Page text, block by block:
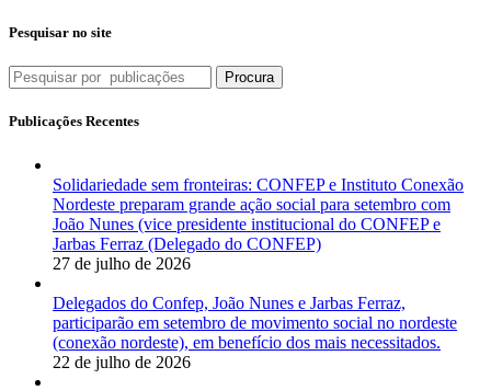
Pesquisar no site
Procura
Publicações Recentes
Solidariedade sem fronteiras: CONFEP e Instituto Conexão
Nordeste preparam grande ação social para setembro com
João Nunes (vice presidente institucional do CONFEP e
Jarbas Ferraz (Delegado do CONFEP)
27 de julho de 2026
Delegados do Confep, João Nunes e Jarbas Ferraz,
participarão em setembro de movimento social no nordeste
(conexão nordeste), em benefício dos mais necessitados.
22 de julho de 2026